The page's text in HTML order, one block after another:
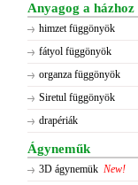
Anyagog a házhoz
himzet függönyök
fátyol függönyök
organza függönyök
Siretul függönyök
drapériák
Ágyneműk
3D ágynemük New!